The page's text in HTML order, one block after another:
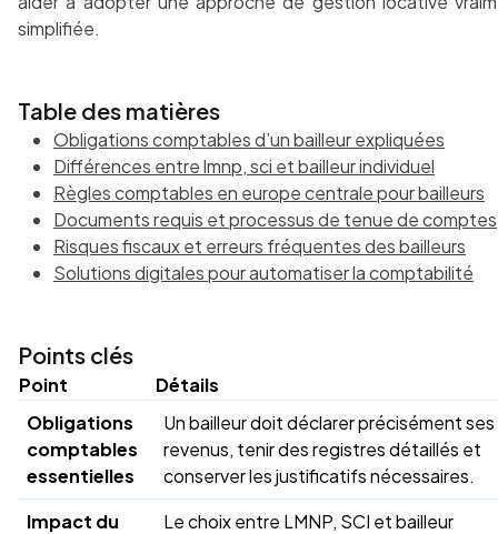
simplifiée.
Table des matières
Obligations comptables d’un bailleur expliquées
Différences entre lmnp, sci et bailleur individuel
Règles comptables en europe centrale pour bailleurs
Documents requis et processus de tenue de comptes
Risques fiscaux et erreurs fréquentes des bailleurs
Solutions digitales pour automatiser la comptabilité
Points clés
Point
Détails
Obligations
comptables
essentielles
Un bailleur doit déclarer précisément ses
revenus, tenir des registres détaillés et
conserver les justificatifs nécessaires.
Impact du
Le choix entre LMNP, SCI et bailleur